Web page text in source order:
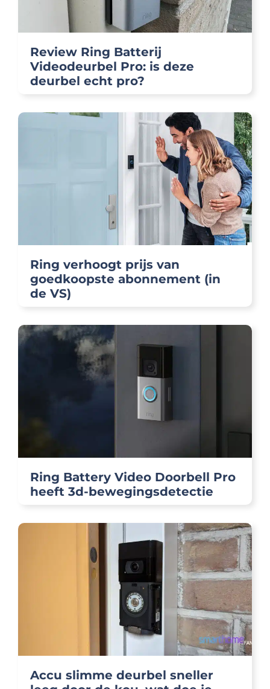
Review Ring Batterij
Videodeurbel Pro: is deze
deurbel echt pro?
Ring verhoogt prijs van
goedkoopste abonnement (in
de VS)
Ring Battery Video Doorbell Pro
heeft 3d-bewegingsdetectie
Accu slimme deurbel sneller